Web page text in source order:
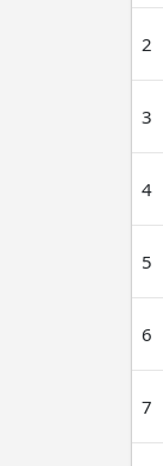
2
3
4
5
6
7